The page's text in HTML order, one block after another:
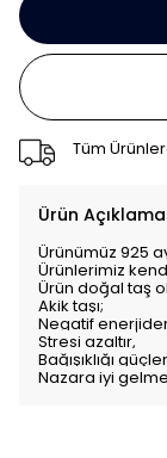
Tüm
Ürün
Ürünümüz 925
Ürünlerimiz
Ürün doğal taş
Akik taşı;
Negatif
Stresi azaltır,
Bağışıklığı
Nazara iyi